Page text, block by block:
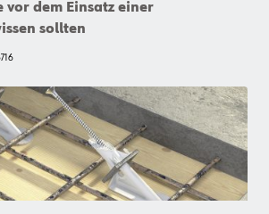
vor dem Einsatz einer
sollten